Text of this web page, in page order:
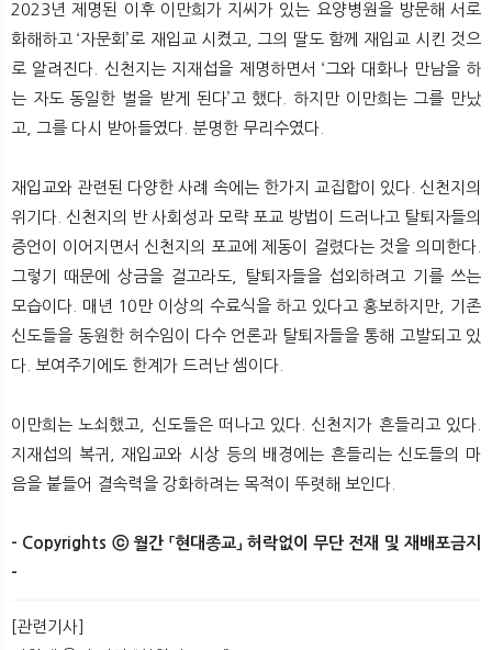
2023년 제명된 이후 이만희가 지씨가 있는 요양병원을 방문해 서로
화해하고 ‘자문회’로 재입교 시켰고, 그의 딸도 함께 재입교 시킨 것으
로 알려진다. 신천지는 지재섭을 제명하면서 ‘그와 대화나 만남을 하
는 자도 동일한 벌을 받게 된다’고 했다. 하지만 이만희는 그를 만났
고, 그를 다시 받아들였다. 분명한 무리수였다.
재입교와 관련된 다양한 사례 속에는 한가지 교집합이 있다. 신천지의
위기다. 신천지의 반 사회성과 모략 포교 방법이 드러나고 탈퇴자들의
증언이 이어지면서 신천지의 포교에 제동이 걸렸다는 것을 의미한다.
그렇기 때문에 상금을 걸고라도, 탈퇴자들을 섭외하려고 기를 쓰는
모습이다. 매년 10만 이상의 수료식을 하고 있다고 홍보하지만, 기존
신도들을 동원한 허수임이 다수 언론과 탈퇴자들을 통해 고발되고 있
다. 보여주기에도 한계가 드러난 셈이다.
이만희는 노쇠했고, 신도들은 떠나고 있다. 신천지가 흔들리고 있다.
지재섭의 복귀, 재입교와 시상 등의 배경에는 흔들리는 신도들의 마
음을 붙들어 결속력을 강화하려는 목적이 뚜렷해 보인다.
- Copyrights ⓒ 월간 「현대종교」 허락없이 무단 전재 및 재배포금지
-
[관련기사]